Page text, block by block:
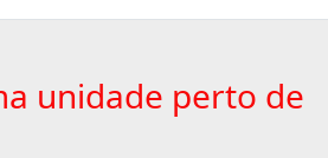
unidade perto de